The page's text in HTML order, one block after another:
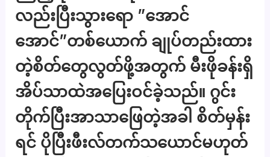
လည်းပြီးသွားရော ”အောင်
အောင်”တစ်ယောက် ချုပ်တည်းထား
တဲ့စိတ်တွေလွတ်ဖို့အတွက် မီးဖိုခန်းရှိ
အိပ်သာထဲအပြေးဝင်ခဲ့သည်။ ဂွင်း
တိုက်ပြီးအာသာဖြေတဲ့အခါ စိတ်မှန်း
ရင် ပိုပြီးဖီးလ်တက်သယောင်မဟုတ်